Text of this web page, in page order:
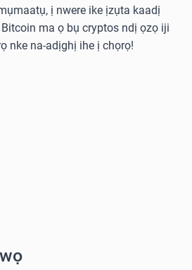
ị nwere ike ịzụta kaadị
ma ọ bụ cryptos ndị ọzọ iji
nke na-adịghị ihe ị chọrọ!